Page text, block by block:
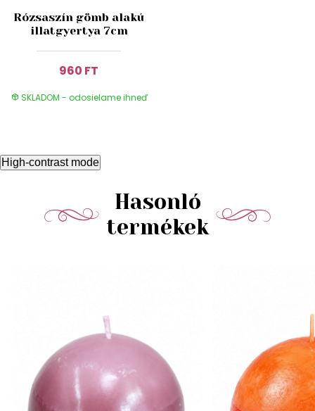
Rózsaszín gömb alakú
illatgyertya 7cm
960 FT
SKLADOM - odosielame ihneď
High-contrast mode
Hasonló
termékek